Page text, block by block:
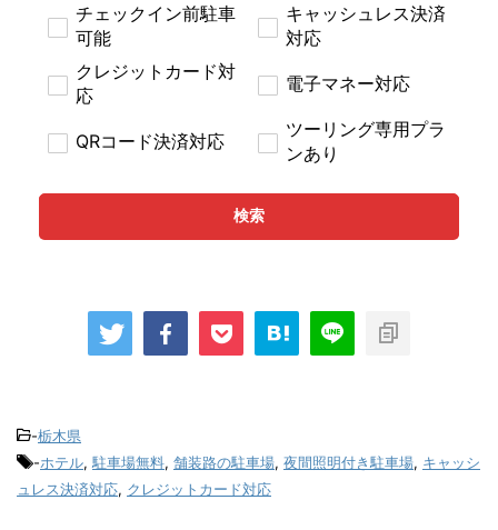
チェックイン前駐車
可能
キャッシュレス決済
対応
クレジットカード対
応
電子マネー対応
QRコード決済対応
ツーリング専用プラ
ンあり
検索
-栃木県
-ホテル, 駐車場無料, 舗装路の駐車場, 夜間照明付き駐車場, キャッシ
ュレス決済対応, クレジットカード対応